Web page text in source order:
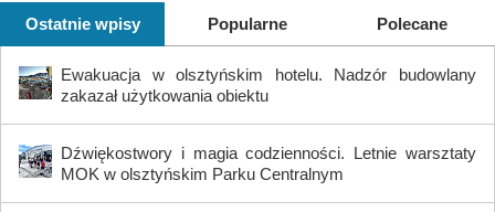
Ostatnie wpisy Popularne Polecane
Ewakuacja w olsztyńskim hotelu. Nadzór budowlany
zakazał użytkowania obiektu
Dźwiękostwory i magia codzienności. Letnie warsztaty
MOK w olsztyńskim Parku Centralnym